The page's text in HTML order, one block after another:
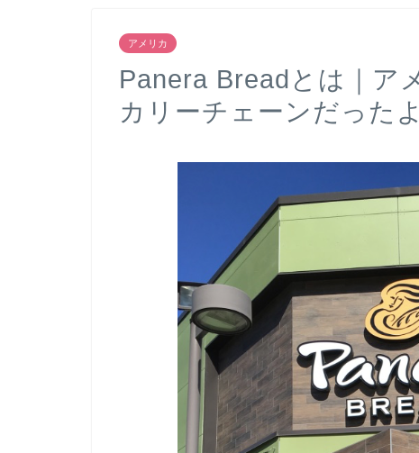
アメリカ
Panera Breadとは｜ア
カリーチェーンだったよ